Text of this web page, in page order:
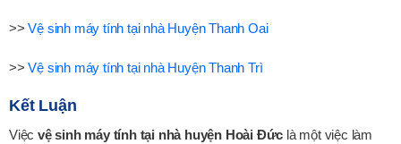
>>Vệ sinh máy tính tại nhà Huyện Thanh Oai
>>Vệ sinh máy tính tại nhà Huyện Thanh Trì
Kết Luận
Việc vệ sinh máy tính tại nhà huyện Hoài Đức là một việc làm